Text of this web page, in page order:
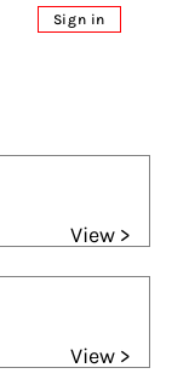
Sign in
View >
View >